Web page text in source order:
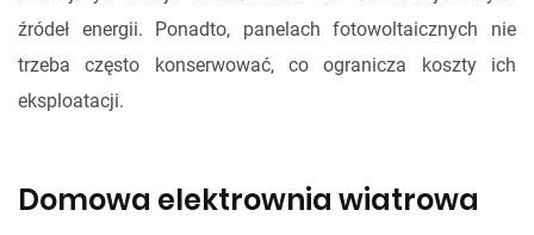
źródeł energii. Ponadto, panelach fotowoltaicznych nie
trzeba często konserwować, co ogranicza koszty ich
eksploatacji.
Domowa elektrownia wiatrowa